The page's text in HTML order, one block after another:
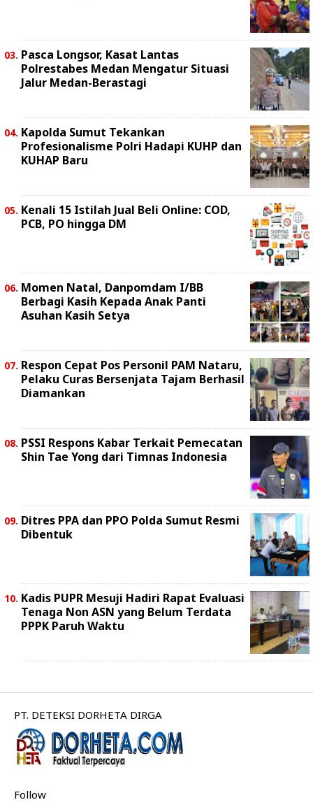
Pasca Longsor, Kasat Lantas
Polrestabes Medan Mengatur Situasi
Jalur Medan-Berastagi
Kapolda Sumut Tekankan
Profesionalisme Polri Hadapi KUHP dan
KUHAP Baru
Kenali 15 Istilah Jual Beli Online: COD,
PCB, PO hingga DM
Momen Natal, Danpomdam I/BB
Berbagi Kasih Kepada Anak Panti
Asuhan Kasih Setya
Respon Cepat Pos Personil PAM Nataru,
Pelaku Curas Bersenjata Tajam Berhasil
Diamankan
PSSI Respons Kabar Terkait Pemecatan
Shin Tae Yong dari Timnas Indonesia
Ditres PPA dan PPO Polda Sumut Resmi
Dibentuk
Kadis PUPR Mesuji Hadiri Rapat Evaluasi
Tenaga Non ASN yang Belum Terdata
PPPK Paruh Waktu
PT. DETEKSI DORHETA DIRGA
Follow